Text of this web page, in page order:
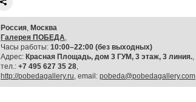
Россия, Москва
Галерея ПОБЕДА,
Часы работы: 10:00–22:00 (без выходных)
Адрес: Красная Площадь, дом 3 ГУМ, 3 этаж, 3 линия.,
тел.: +7 495 627 35 28,
http://pobedagallery.ru, email: pobeda@pobedagallery.com